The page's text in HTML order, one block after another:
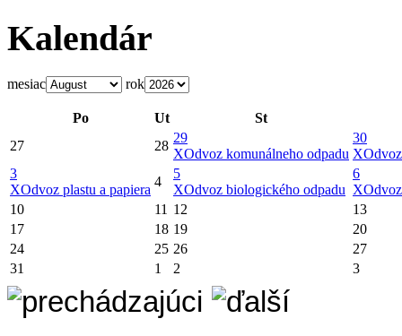
Kalendár
mesiac rok
Po Ut
St
27
28
29
XOdvoz komunálneho odpadu
30
X
3
XOdvoz plastu a papiera
4
5
XOdvoz biologického odpadu
6
X
10
11 12
13
17
18 19
20
24
25 26
27
31
1 2 3